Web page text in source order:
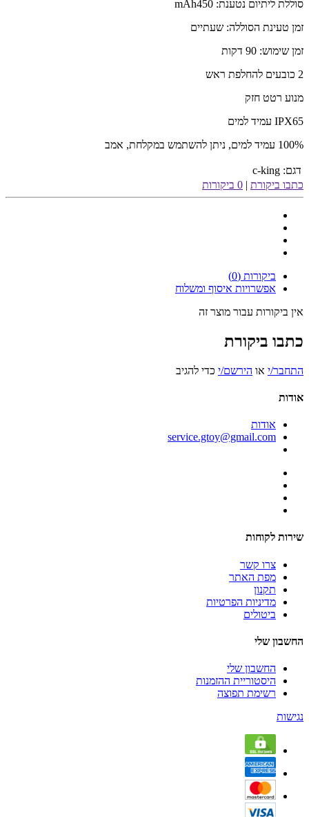
סוללת ליתיום נטענת: 450
mAh
זמן טעינת הסוללה: שעתיים
זמן שימוש: 90 דקות
2 כובעים להחלפת ראש
מנוע רטט חזק
IPX65 עמיד למים
100% עמיד למים, ניתן להשתמש במקלחת, אמב
דגם: c-king
כתבו ביקורת | 0 ביקורות
ביקורות (0)
אפשרויות איסוף ומשלוח
אין ביקורות עבור מוצר זה
כתבו ביקורת
התחבר/י או הירשם/י כדי להגיב
אודות
אודות
service.gtoy@gmail.com
שירות לקוחות
צרו קשר
מפת האתר
תקנון
מדיניות הפרטיות
ביטולים
החשבון שלי
החשבון שלי
היסטוריית ההזמנות
רשימת תפוצה
נגישות